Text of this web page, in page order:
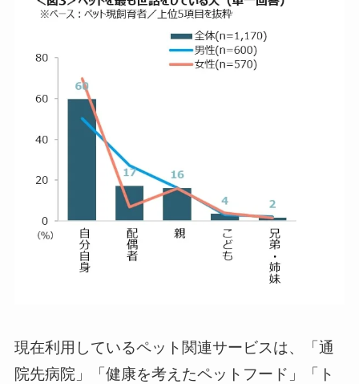
現在利用しているペット関連サービスは、「通
院先病院」「健康を考えたペットフード」「ト